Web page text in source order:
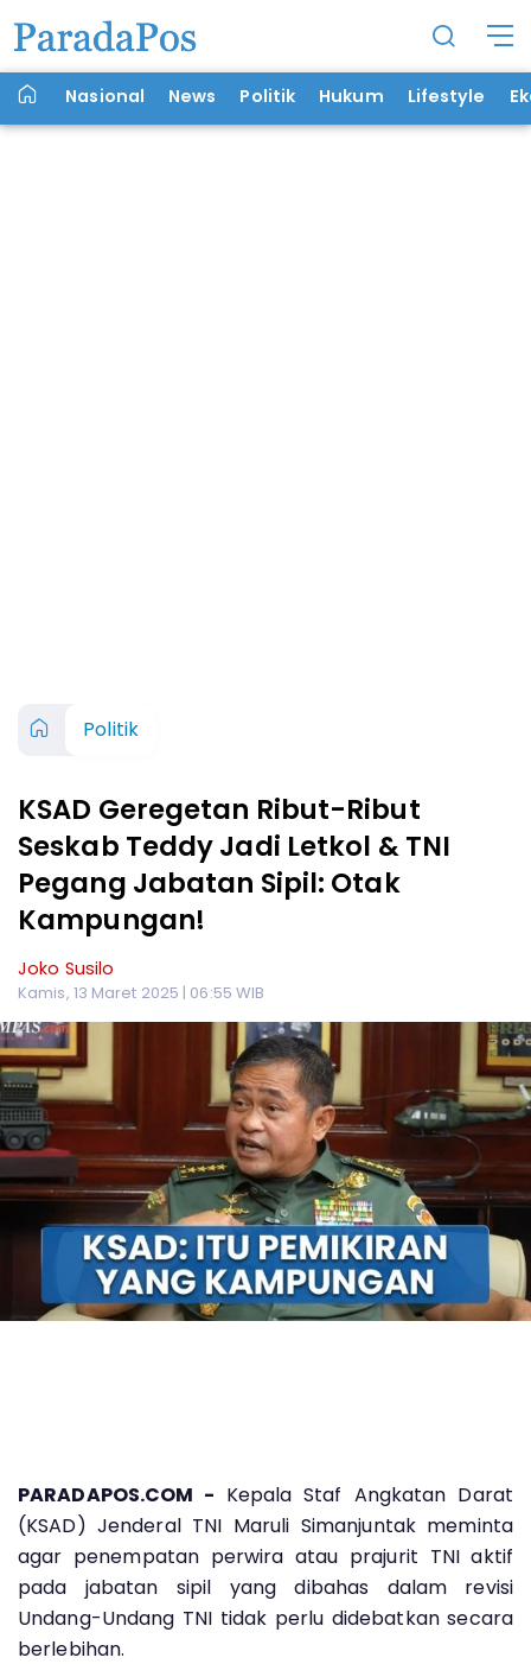
Nasional News Politik Hukum Lifestyle
Politik
KSAD Geregetan Ribut-Ribut
Seskab Teddy Jadi Letkol & TNI
Pegang Jabatan Sipil: Otak
Kampungan!
Joko Susilo
Kamis, 13 Maret 2025 | 06:55 WIB
PARADAPOS.COM - Kepala Staf Angkatan Darat
(KSAD) Jenderal TNI Maruli Simanjuntak meminta
agar penempatan perwira atau prajurit TNI aktif
pada jabatan sipil yang dibahas dalam revisi
Undang-Undang TNI tidak perlu didebatkan secara
berlebihan.